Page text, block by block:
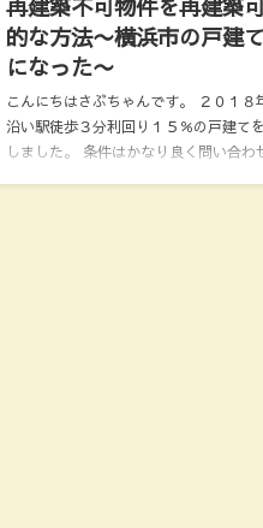
再建築不可物件を再建築
的な方法〜横浜市の戸建
になった〜
こんにちはさぶちゃんです。 ２０１８
沿い駅徒歩３分利回り１５％の戸建て
しました。 条件はかなり良く問い合わ